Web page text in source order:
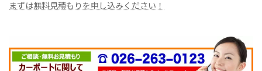
まずは無料見積もりを申し込みください！